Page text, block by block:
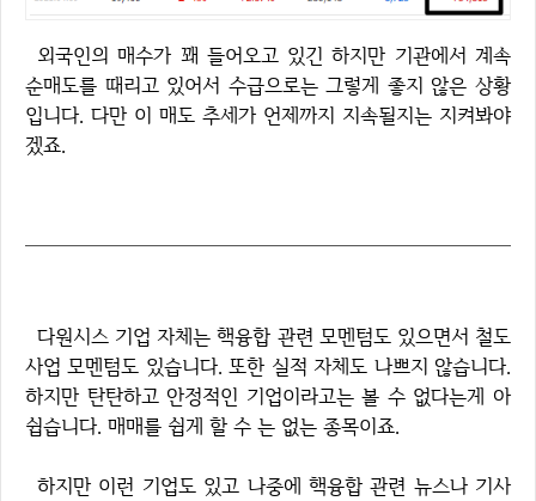
외국인의 매수가 꽤 들어오고 있긴 하지만 기관에서 계속
순매도를 때리고 있어서 수급으로는 그렇게 좋지 않은 상황
입니다. 다만 이 매도 추세가 언제까지 지속될지는 지켜봐야
겠죠.
다원시스 기업 자체는 핵융합 관련 모멘텀도 있으면서 철도
사업 모멘텀도 있습니다. 또한 실적 자체도 나쁘지 않습니다.
하지만 탄탄하고 안정적인 기업이라고는 볼 수 없다는게 아
쉽습니다. 매매를 쉽게 할 수 는 없는 종목이죠.
하지만 이런 기업도 있고 나중에 핵융합 관련 뉴스나 기사